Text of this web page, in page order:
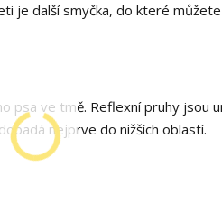
je další smyčka, do které
psa ve tmě. Reflexní pruhy jsou
nejprve do nižších oblastí.